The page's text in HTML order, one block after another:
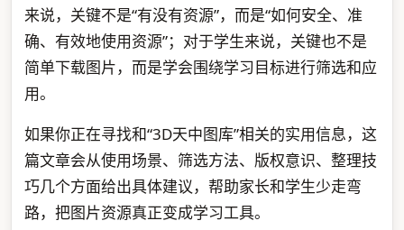
来说，关键不是“有没有资源”，而是“如何安全、准
确、有效地使用资源”；对于学生来说，关键也不是
简单下载图片，而是学会围绕学习目标进行筛选和应
用。
如果你正在寻找和“3D天中图库”相关的实用信息，这
篇文章会从使用场景、筛选方法、版权意识、整理技
巧几个方面给出具体建议，帮助家长和学生少走弯
路，把图片资源真正变成学习工具。